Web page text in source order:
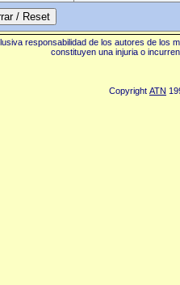
responsabilidad de los autores de los
constituyen una injuria o
Copyright ATN